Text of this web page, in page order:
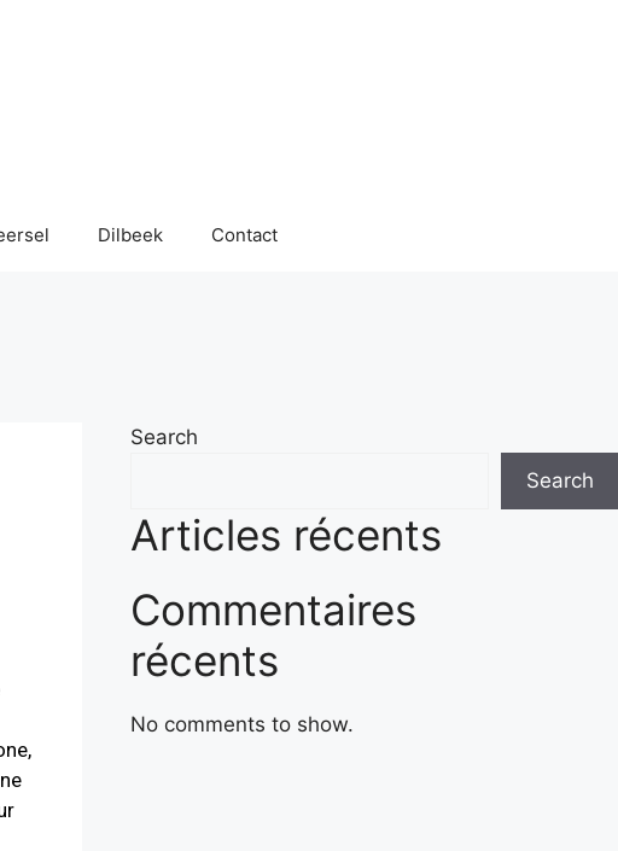
Dilbeek Contact
Search
Search
Articles récents
Commentaires
récents
No comments to show.